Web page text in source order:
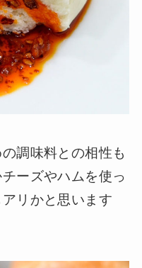
調味料との相性も
ーズやハムを使っ
リかと思います